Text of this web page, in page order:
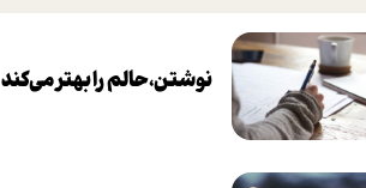
نوشتن، حالم را بهتر می‌کند